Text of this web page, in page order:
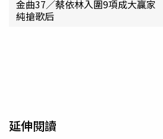
金曲37／蔡依林入圍9項成大贏
純搶歌后
延伸閱讀